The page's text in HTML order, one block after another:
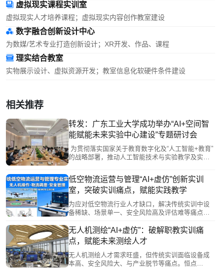
虚拟现实课程实训室
虚拟现实人才培养课程；虚拟现实内容创作教室建设
数字融合创新设计中心
为数媒/艺术专业打造创新设计；XR开发、作品、课程
理实结合教室
实物展示设计、虚拟资源开发；教室信息化软硬件条件建设
相关推荐
转发：广东工业大学成功举办“AI+空间智
能赋能未来实验中心建设”专题研讨会
为贯彻落实国家关于教育数字化及“人工智能+教育”
的战略部署，推动人工智能技术与实验教学及实验
了“AI+空间智能赋能未来实验中心建设”专题研讨
会。
低空物流运营与管理“AI+虚仿”创新实训
室，突破实训痛点，赋能实践教学
为应对低空物流行业人才缺口，解决传统实训中设
备稀缺、场景单一、安全风险高及评估难等痛点，
过VR/AR/MR技术构建沉浸式实训环境，模拟真实
作业场景与完整物流链条，实现学岗无缝衔接。依
托AI数字教师与智能数据底座，提供实时操作反馈
与个性化指导，有效提升学生实践技能与综合素
养，为低空经济高质量发展培养复合型人才。
无人机测绘“AI+虚仿”：破解职教实训痛
点，赋能未来测绘人才
无人机测绘人才需求旺盛，但传统实训面临设备成
本高、安全风险大、与产业脱节等痛点。恒点